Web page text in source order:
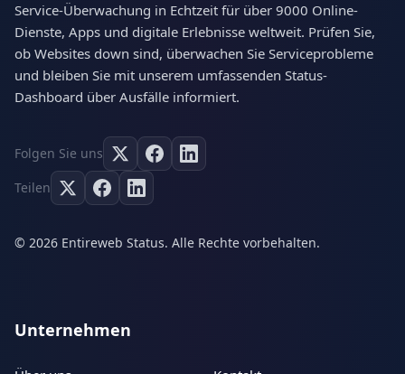
Service-Überwachung in Echtzeit für über 9000 Online-
Dienste, Apps und digitale Erlebnisse weltweit. Prüfen Sie,
ob Websites down sind, überwachen Sie Serviceprobleme
und bleiben Sie mit unserem umfassenden Status-
Dashboard über Ausfälle informiert.
Folgen Sie uns
Teilen
© 2026 Entireweb Status. Alle Rechte vorbehalten.
Unternehmen